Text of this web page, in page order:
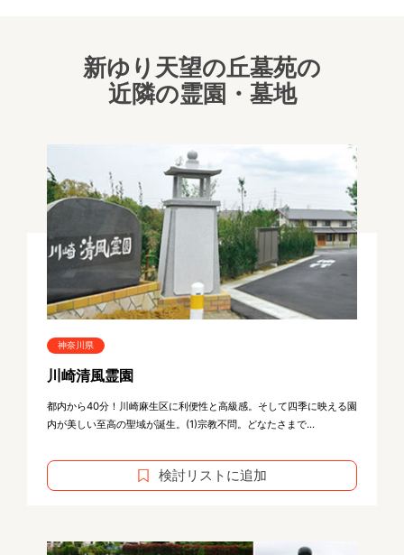
新ゆり天望の丘墓苑の
近隣の霊園・墓地
神奈川県
川崎清風霊園
都内から40分！川崎麻生区に利便性と高級感。そして四季に映える園
内が美しい至高の聖域が誕生。(1)宗教不問。どなたさまで...
検討リストに追加